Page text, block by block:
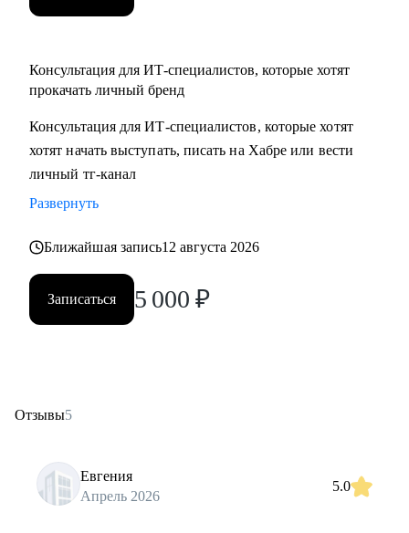
Консультация для ИТ-специалистов, которые хотят
прокачать личный бренд
Консультация для ИТ-специалистов, которые хотят
хотят начать выступать, писать на Хабре или вести
личный тг-канал
Развернуть
Ближайшая запись12 августа 2026
Записаться 5 000 ₽
Отзывы5
Евгения
Апрель 2026
5.0